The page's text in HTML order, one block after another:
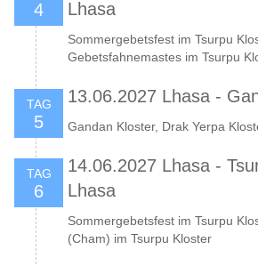
4
Lhasa
Sommergebetsfest im Tsurpu
Gebetsfahnemastes im Tsurpu
TAG
5
13.06.2027 Lhasa -
Gandan Kloster, Drak Yerpa
TAG
6
14.06.2027 Lhasa -
Lhasa
Sommergebetsfest im Tsurpu
(Cham) im Tsurpu Kloster